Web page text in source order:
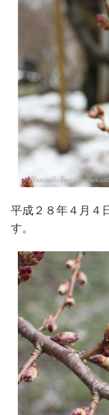
平成２８年４月４
す。